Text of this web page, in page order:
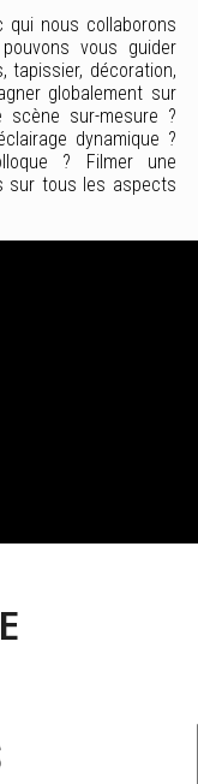
qui nous collaborons
vous guider
tapissier, décoration,
globalement sur
scène sur-mesure ?
dynamique ?
? Filmer une
sur tous les aspects